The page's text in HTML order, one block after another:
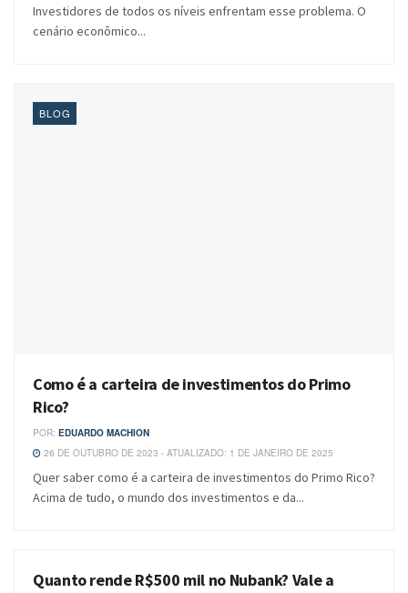
Investidores de todos os níveis enfrentam esse problema. O
cenário econômico...
BLOG
Como é a carteira de investimentos do Primo
Rico?
POR: EDUARDO MACHION
26 DE OUTUBRO DE 2023 - ATUALIZADO: 1 DE JANEIRO DE 2025
Quer saber como é a carteira de investimentos do Primo Rico?
Acima de tudo, o mundo dos investimentos e da...
BLOG
Quanto rende R$500 mil no Nubank? Vale a